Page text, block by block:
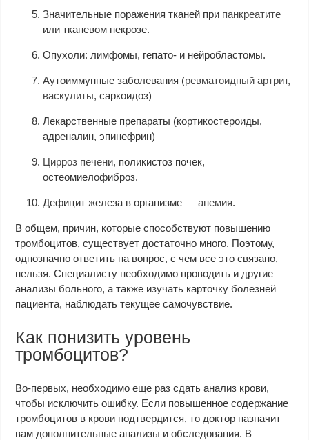
Значительные поражения тканей при панкреатите
или тканевом некрозе.
Опухоли: лимфомы, гепато- и нейробластомы.
Аутоиммунные заболевания (ревматоидный артрит,
васкулиты, саркоидоз)
Лекарственные препараты (кортикостероиды,
адреналин, эпинефрин)
Цирроз печени, поликистоз почек,
остеомиелофиброз.
Дефицит железа в организме —анемия.
В общем, причин, которые способствуют повышению
тромбоцитов, существует достаточно много. Поэтому,
однозначно ответить на вопрос, с чем все это связано,
нельзя. Специалисту необходимо проводить и другие
анализы больного, а также изучать карточку болезней
пациента, наблюдать текущее самочувствие.
Как понизить уровень
тромбоцитов?
Во-первых, необходимо еще раз сдать анализ крови,
чтобы исключить ошибку. Если повышенное содержание
тромбоцитов в крови подтвердится, то доктор назначит
вам дополнительные анализы и обследования. В